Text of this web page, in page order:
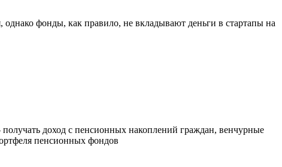
фонды, как правило, не вкладывают деньги в стартапы на
доход с пенсионных накоплений граждан, венчурные
пенсионных фондов